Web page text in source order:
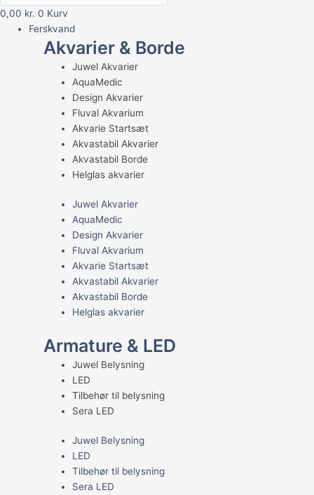
0,00 kr. 0 Kurv
Ferskvand
Akvarier & Borde
Juwel Akvarier
AquaMedic
Design Akvarier
Fluval Akvarium
Akvarie Startsæt
Akvastabil Akvarier
Akvastabil Borde
Helglas akvarier
Juwel Akvarier
AquaMedic
Design Akvarier
Fluval Akvarium
Akvarie Startsæt
Akvastabil Akvarier
Akvastabil Borde
Helglas akvarier
Armature & LED
Juwel Belysning
LED
Tilbehør til belysning
Sera LED
Juwel Belysning
LED
Tilbehør til belysning
Sera LED